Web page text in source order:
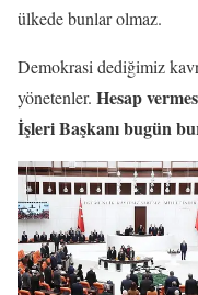
ülkede bunlar olmaz.
Demokrasi dediğimiz
yönetenler. Hesap
İşleri Başkanı bugün